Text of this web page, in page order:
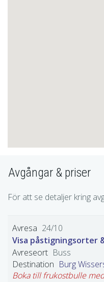
Avgångar & priser
För att se detaljer kring
24/10
Visa påstigningsorter
Buss
Burg
Boka till frukostbulle